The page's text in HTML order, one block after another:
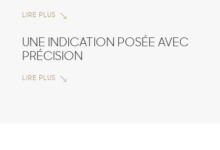
LIRE PLUS
UNE INDICATION POSÉE AVEC
PRÉCISION
LIRE PLUS